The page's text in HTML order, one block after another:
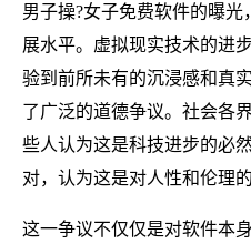
男子操?女子免费软件的曝
展水平。虚拟现实技术的进
验到前所未有的沉浸感和真
了广泛的道德争议。社会各
些人认为这是科技进步的必
对，认为这是对人性和伦理
这一争议不仅仅是对软件本